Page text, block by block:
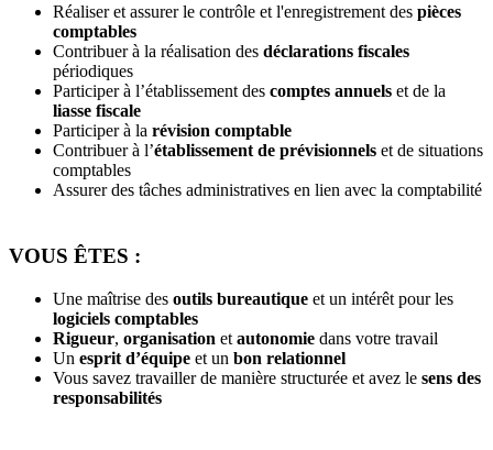
Réaliser et assurer le contrôle et l'enregistrement des pièces
comptables
Contribuer à la réalisation des déclarations fiscales
périodiques
Participer à l’établissement des comptes annuels et de la
liasse fiscale
Participer à la révision comptable
Contribuer à l’établissement de prévisionnels et de situations
comptables
Assurer des tâches administratives en lien avec la comptabilité
VOUS ÊTES :
Une maîtrise des outils bureautique et un intérêt pour les
logiciels comptables
Rigueur, organisation et autonomie dans votre travail
Un esprit d’équipe et un bon relationnel
Vous savez travailler de manière structurée et avez le sens des
responsabilités